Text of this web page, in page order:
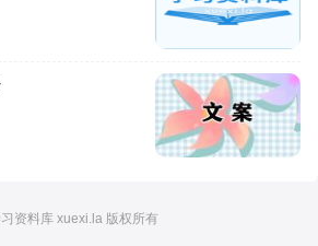
资料库 xuexi.la 版权所有